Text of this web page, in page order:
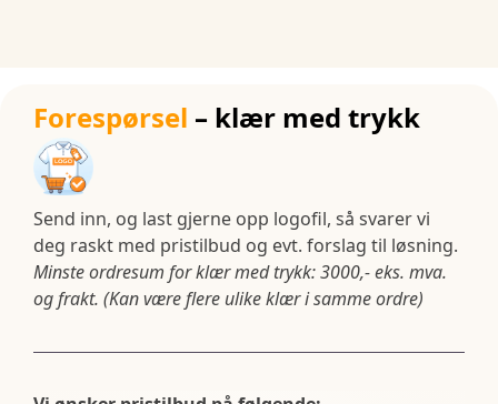
Forespørsel – klær med trykk
Send inn, og last gjerne opp logofil, så svarer vi
deg raskt med pristilbud og evt. forslag til løsning.
Minste ordresum for klær med trykk: 3000,- eks. mva.
og frakt. (Kan være flere ulike klær i samme ordre)